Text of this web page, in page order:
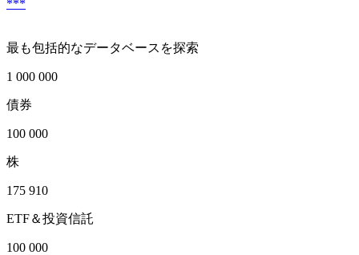
***
最も包括的なデータベースを探索
1 000 000
債券
100 000
株
175 910
ETF＆投資信託
100 000